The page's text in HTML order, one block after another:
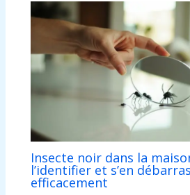
Insecte noir dans la
l’identifier et s’en
efficacement